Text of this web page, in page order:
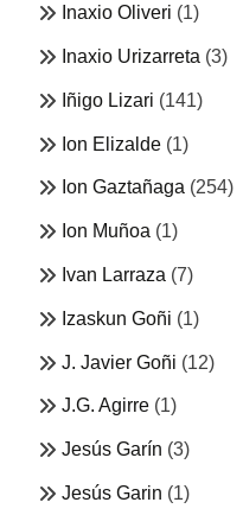
Inaxio Oliveri (1)
Inaxio Urizarreta (3)
Iñigo Lizari (141)
Ion Elizalde (1)
Ion Gaztañaga (254)
Ion Muñoa (1)
Ivan Larraza (7)
Izaskun Goñi (1)
J. Javier Goñi (12)
J.G. Agirre (1)
Jesús Garín (3)
Jesús Garin (1)